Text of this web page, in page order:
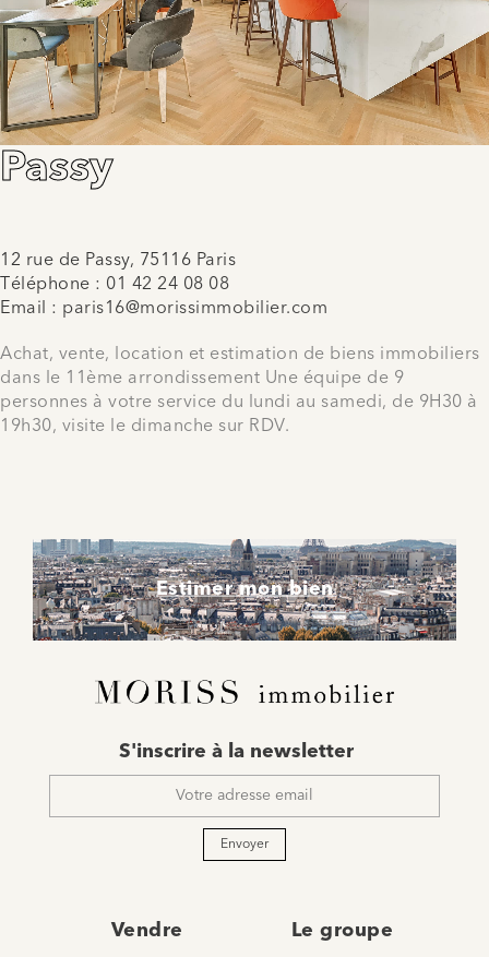
Passy
12 rue de Passy, 75116 Paris
Téléphone : 01 42 24 08 08
Email : paris16@morissimmobilier.com
Achat, vente, location et estimation de biens immobiliers
dans le 11ème arrondissement Une équipe de 9
personnes à votre service du lundi au samedi, de 9H30 à
19h30, visite le dimanche sur RDV.
Estimer mon bien
mail
S'inscrire à la newsletter
Envoyer
Vendre Le groupe